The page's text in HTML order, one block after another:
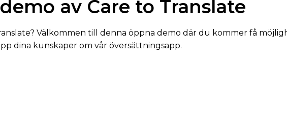
av Care to Translate
Välkommen till denna öppna demo där du kommer få
dina kunskaper om vår översättningsapp.